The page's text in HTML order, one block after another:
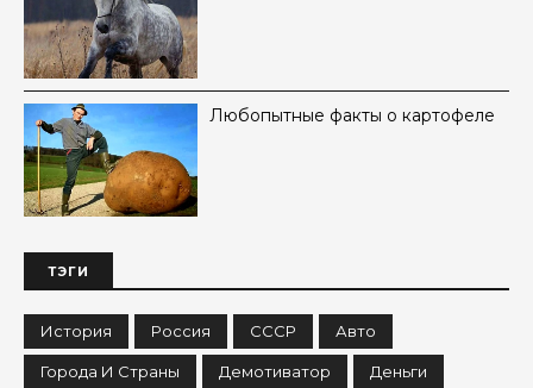
Любопытные факты о картофеле
ТЭГИ
История Россия СССР Авто
Города И Страны Демотиватор Деньги